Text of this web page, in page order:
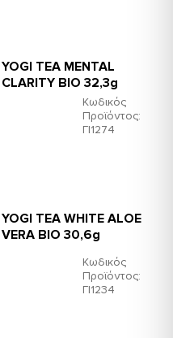
Κωδικός
Προϊόντος:
ΓΙ1274
ΥΟGΙ ΤΕΑ MENTAL
CLARITY ΒΙΟ 32,3g
Κωδικός
Προϊόντος:
ΓΙ1234
ΥΟGΙ ΤΕΑ WHITE ALOE
VERA BIO 30,6g